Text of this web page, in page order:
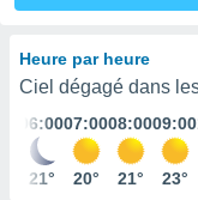
en
Heure par heure
Ciel dégagé dans
06:00
21°
07:00
20°
08:00
21°
09:00
23°